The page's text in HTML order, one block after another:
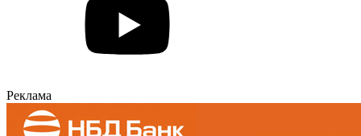
Реклама